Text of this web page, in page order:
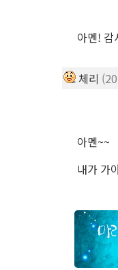
아멘! 감
체리
아멘~~
내가 가